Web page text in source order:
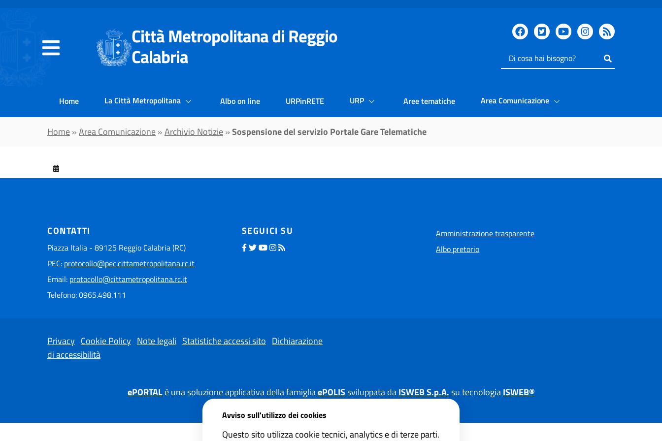
Città Metropolitana di Reggio
Calabria
Inserisci
il
cercare
Home La Città Metropolitana Albo on line URPinRETE URP Aree tematiche Area Comunicazione
Home»Area Comunicazione»Archivio Notizie»Sospensione del servizio Portale Gare Telematiche
CONTATTI
Piazza Italia - 89125 Reggio Calabria (RC)
PEC: protocollo@pec.cittametropolitana.rc.it
Email: protocollo@cittametropolitana.rc.it
Telefono: 0965.498.111
SEGUICI SU
Amministrazione trasparente
Albo pretorio
Privacy Cookie Policy Note legali Statistiche accessi sito Dichiarazione
di accessibilità
ePORTALè una soluzione applicativa della famigliaePOLISsviluppata daISWEB S.p.A.su tecnologiaISWEB®
Avviso sull'utilizzo dei cookies
Questo sito utilizza cookie tecnici, analytics e di terze parti.